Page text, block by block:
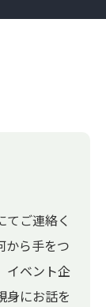
てご連絡く
から手をつ
イベント企
身にお話を